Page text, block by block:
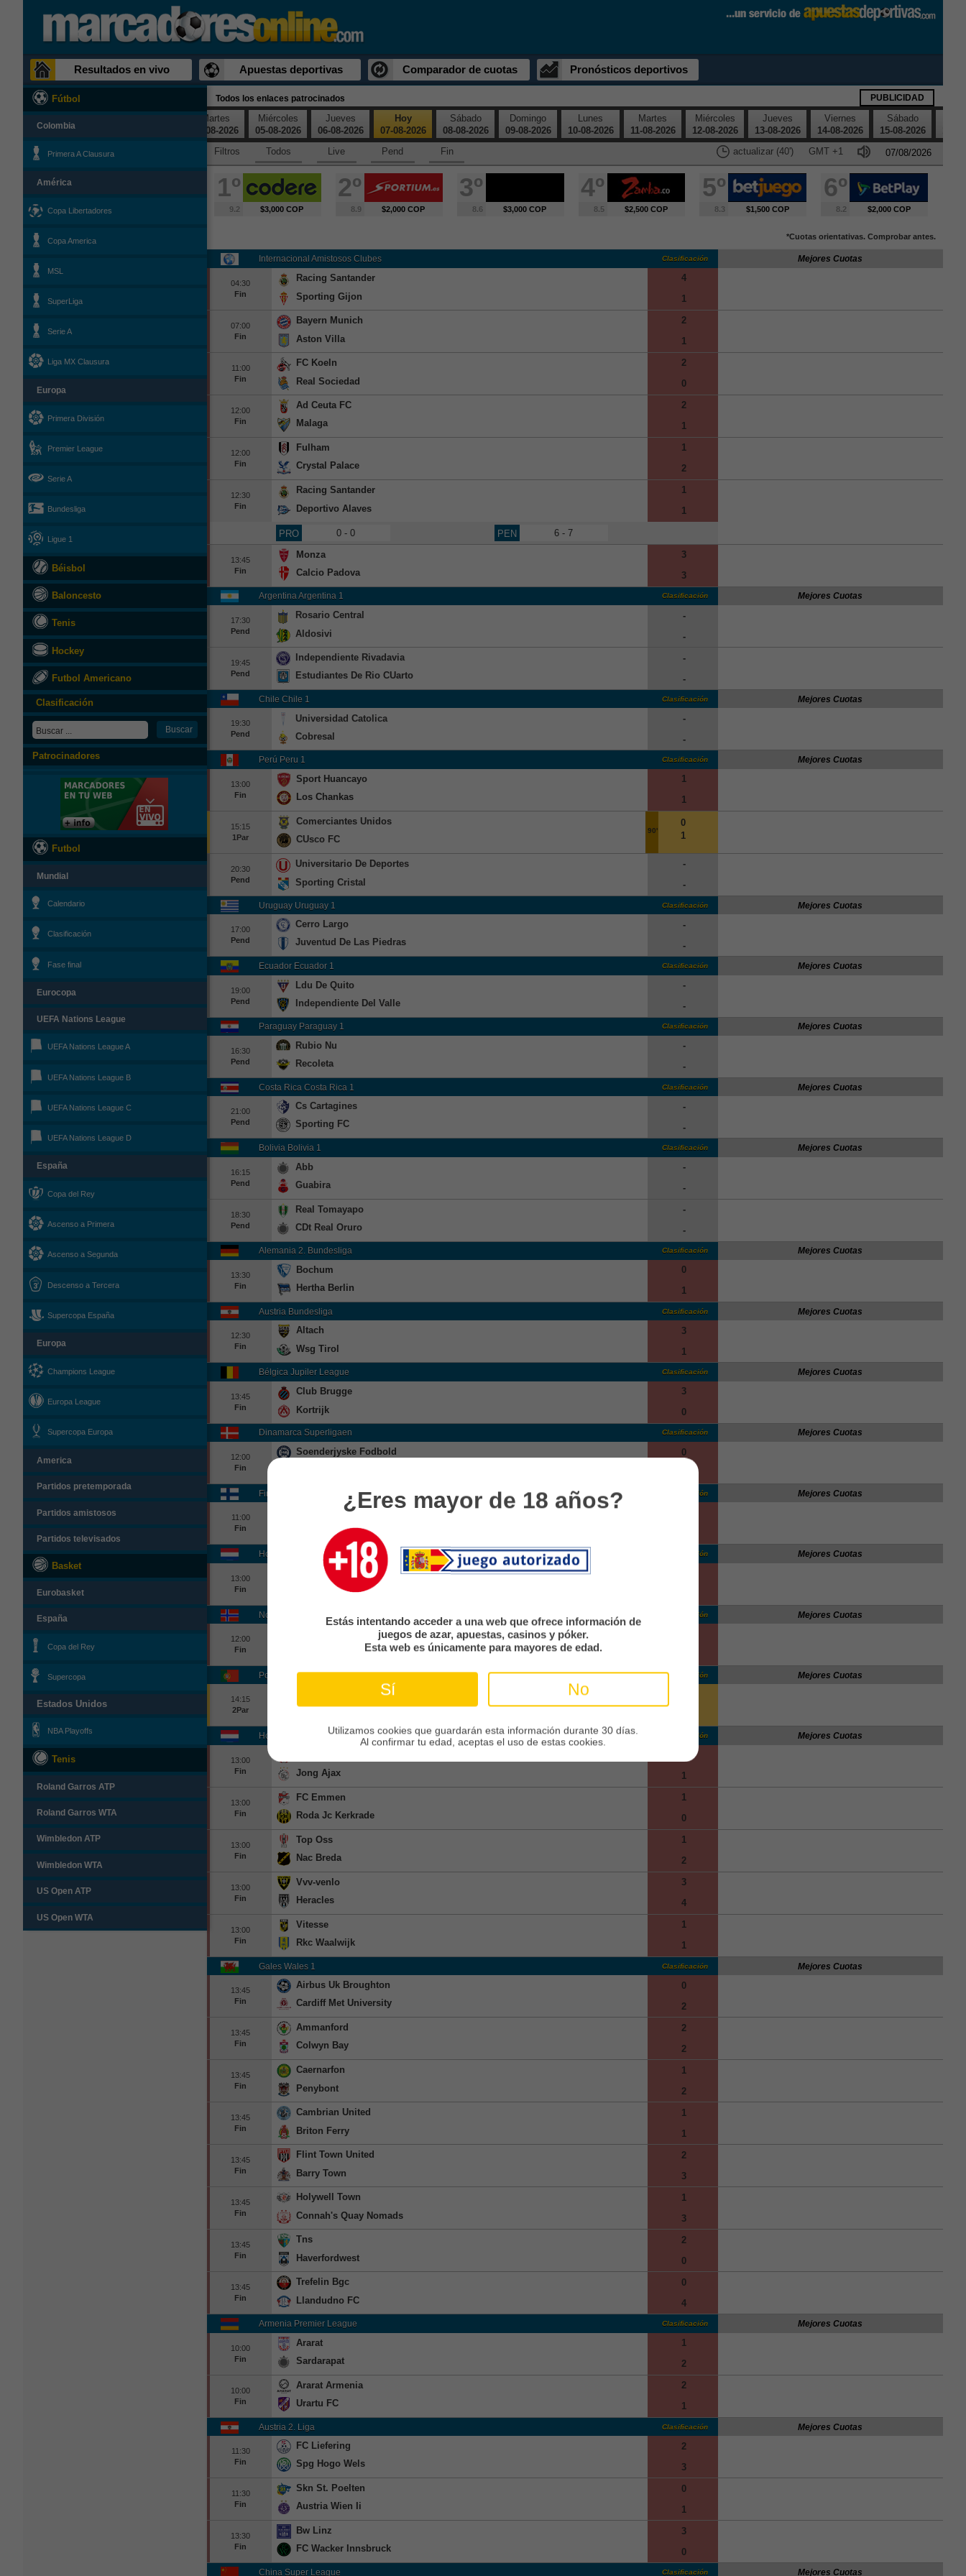
Resultados en vivo Apuestas deportivas Comparador de cuotas Pronósticos deportivos
Fútbol
Colombia
Primera A Clausura
América
Copa Libertadores
Copa America
MSL
SuperLiga
Serie A
Liga MX Clausura
Europa
Primera División
Premier League
Serie A
Bundesliga
Ligue 1
Béisbol
Baloncesto
Tenis
Hockey
Futbol Americano
Clasificación
Patrocinadores
Futbol
Mundial
Calendario
Clasificación
Fase final
Eurocopa
UEFA Nations League
UEFA Nations League A
UEFA Nations League B
UEFA Nations League C
UEFA Nations League D
España
Copa del Rey
Ascenso a Primera
Ascenso a Segunda
Descenso a Tercera
Supercopa España
Europa
Champions League
Europa League
Supercopa Europa
America
Partidos pretemporada
Partidos amistosos
Partidos televisados
Basket
Eurobasket
España
Copa del Rey
Supercopa
Estados Unidos
NBA Playoffs
Tenis
Roland Garros ATP
Roland Garros WTA
Wimbledon ATP
Wimbledon WTA
US Open ATP
US Open WTA
Todos los enlaces patrocinados PUBLICIDAD
01-08-2026
02-08-2026
Martes
04-08-2026
Miércoles
05-08-2026
Jueves
06-08-2026
Hoy
07-08-2026
Sábado
08-08-2026
Domingo
09-08-2026
Lunes
10-08-2026
Martes
11-08-2026
Miércoles
12-08-2026
Jueves
13-08-2026
Viernes
14-08-2026
Sábado
15-08-2026
Filtros
Todos Live Pend Fin GMT +1
actualizar (39')
1º
9.2 $3,000 COP
2º
8.9 $2,000 COP
3º
8.6 $3,000 COP
4º
8.5 $2,500 COP
5º
8.3 $1,500 COP
6º
8.2 $2,000 COP
*Cuotas orientativas. Comprobar antes.
Internacional Amistosos Clubes Mejores Cuotas
Clasificación
04:30
Fin
Racing Santander
Sporting Gijon
4
1
07:00
Fin
Bayern Munich
Aston Villa
2
1
11:00
Fin
FC Koeln
Real Sociedad
2
0
12:00
Fin
Ad Ceuta FC
Malaga
2
1
12:00
Fin
Fulham
Crystal Palace
1
2
12:30
Fin
Racing Santander
Deportivo Alaves
1
1
PRO 0 - 0 PEN 6 - 7
13:45
Fin
Monza
Calcio Padova
3
3
Argentina Argentina 1 Mejores Cuotas
Clasificación
17:30
Pend
Rosario Central
Aldosivi
-
-
19:45
Pend
Independiente Rivadavia
Estudiantes De Rio CUarto
-
-
Chile Chile 1 Mejores Cuotas
Clasificación
19:30
Pend
Universidad Catolica
Cobresal
-
-
Perú Peru 1 Mejores Cuotas
Clasificación
13:00
Fin
Sport Huancayo
Los Chankas
1
1
15:15
1Par
Comerciantes Unidos
CUsco FC
90'
0
1
20:30
Pend
Universitario De Deportes
Sporting Cristal
-
-
Uruguay Uruguay 1 Mejores Cuotas
Clasificación
17:00
Pend
Cerro Largo
Juventud De Las Piedras
-
-
Ecuador Ecuador 1 Mejores Cuotas
Clasificación
19:00
Pend
Ldu De Quito
Independiente Del Valle
-
-
Paraguay Paraguay 1 Mejores Cuotas
Clasificación
16:30
Pend
Rubio Nu
Recoleta
-
-
Costa Rica Costa Rica 1 Mejores Cuotas
Clasificación
21:00
Pend
Cs Cartagines
Sporting FC
-
-
Bolivia Bolivia 1 Mejores Cuotas
Clasificación
16:15
Pend
Abb
Guabira
-
-
18:30
Pend
Real Tomayapo
CDt Real Oruro
-
-
Alemania 2. Bundesliga Mejores Cuotas
Clasificación
13:30
Fin
Bochum
Hertha Berlin
0
1
Austria Bundesliga Mejores Cuotas
Clasificación
12:30
Fin
Altach
Wsg Tirol
3
1
Bélgica Jupiler League Mejores Cuotas
Clasificación
13:45
Fin
Club Brugge
Kortrijk
3
0
Dinamarca Superligaen Mejores Cuotas
Clasificación
12:00
Fin
Soenderjyske Fodbold
0
Finlandia Veikkausliiga Mejores Cuotas
Clasificación
11:00
Fin
IF Gnistan
Holanda Eredivisie Mejores Cuotas
Clasificación
13:00
Fin
Cambuur
Noruega Eliteserien Mejores Cuotas
Clasificación
12:00
Fin
Portugal Liga Portugal Mejores Cuotas
Clasificación
14:15
2Par
90'
Holanda Eerste Divisie Mejores Cuotas
Clasificación
13:00
Fin
Jong Ajax
1
13:00
Fin
FC Emmen
Roda Jc Kerkrade
1
0
13:00
Fin
Top Oss
Nac Breda
1
2
13:00
Fin
Vvv-venlo
Heracles
3
4
13:00
Fin
Vitesse
Rkc Waalwijk
1
1
Gales Wales 1 Mejores Cuotas
Clasificación
13:45
Fin
Airbus Uk Broughton
Cardiff Met University
0
2
13:45
Fin
Ammanford
Colwyn Bay
2
2
13:45
Fin
Caernarfon
Penybont
1
2
13:45
Fin
Cambrian United
Briton Ferry
1
1
13:45
Fin
Flint Town United
Barry Town
2
3
13:45
Fin
Holywell Town
Connah's Quay Nomads
1
3
13:45
Fin
Tns
Haverfordwest
2
0
13:45
Fin
Trefelin Bgc
Llandudno FC
0
4
Armenia Premier League Mejores Cuotas
Clasificación
10:00
Fin
Ararat
Sardarapat
1
2
10:00
Fin
Ararat Armenia
Urartu FC
2
1
Austria 2. Liga Mejores Cuotas
Clasificación
11:30
Fin
FC Liefering
Spg Hogo Wels
2
3
11:30
Fin
Skn St. Poelten
Austria Wien Ii
0
1
13:30
Fin
Bw Linz
FC Wacker Innsbruck
3
0
China Super League Mejores Cuotas
Clasificación
¿Eres mayor de 18 años?
Estás intentando acceder a una web que ofrece información de
juegos de azar, apuestas, casinos y póker.
Esta web es únicamente para mayores de edad.
Sí No
Utilizamos cookies que guardarán esta información durante 30 días.
Al confirmar tu edad, aceptas el uso de estas cookies.